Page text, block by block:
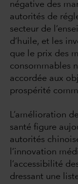
négative des
autorités de
secteur de
d’huile, et les
que le prix des
consommables
accordée aux
prospérité
L’amélioration
santé figure
autorités
l’innovation
l’accessibilité
dressant une